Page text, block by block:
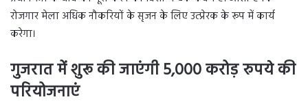
रोजगार मेला अधिक नौकरियों के सृजन के लिए उत्प्रेरक के रूप में कार्य
करेगा।
गुजरात मेंशुरू की जाएंगी5,000 करोड़ रुपये की
परियोजनाएं